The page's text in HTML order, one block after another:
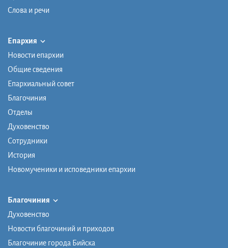
Слова и речи
Епархия
Новости епархии
Общие сведения
Епархиальный совет
Благочиния
Отделы
Духовенство
Сотрудники
История
Новомученики и исповедники епархии
Благочиния
Духовенство
Новости благочиний и приходов
Благочиние города Бийска